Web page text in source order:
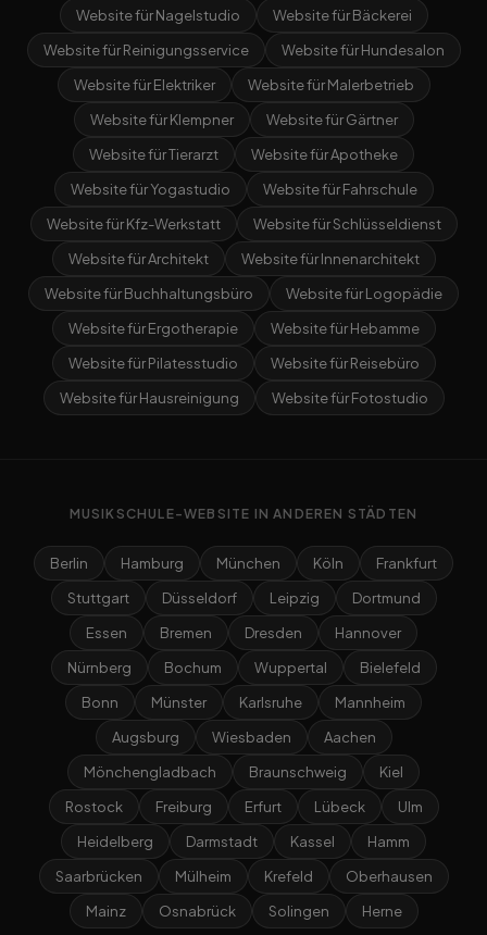
Website für Nagelstudio
Website für Bäckerei
Website für Reinigungsservice
Website für Hundesalon
Website für Elektriker
Website für Malerbetrieb
Website für Klempner
Website für Gärtner
Website für Tierarzt
Website für Apotheke
Website für Yogastudio
Website für Fahrschule
Website für Kfz-Werkstatt
Website für Schlüsseldienst
Website für Architekt
Website für Innenarchitekt
Website für Buchhaltungsbüro
Website für Logopädie
Website für Ergotherapie
Website für Hebamme
Website für Pilatesstudio
Website für Reisebüro
Website für Hausreinigung
Website für Fotostudio
MUSIKSCHULE-WEBSITE IN ANDEREN STÄDTEN
Berlin Hamburg München Köln
Frankfurt
Stuttgart
Düsseldorf Leipzig
Dortmund
Essen
Bremen Dresden
Hannover
Nürnberg
Bochum Wuppertal
Bielefeld
Bonn
Münster Karlsruhe
Mannheim
Augsburg
Wiesbaden
Aachen
Mönchengladbach
Braunschweig
Kiel
Rostock
Freiburg Erfurt Lübeck
Ulm
Heidelberg
Darmstadt Kassel
Hamm
Saarbrücken
Mülheim Krefeld
Oberhausen
Mainz
Osnabrück Solingen Herne